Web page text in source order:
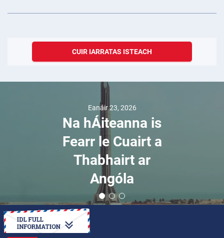
CUIR IARRATAS ISTEACH
Eanáir 23, 2026
Na hÁiteanna is
Fearr le Cuairt a
Thabhairt ar
Angóla
CONAS A